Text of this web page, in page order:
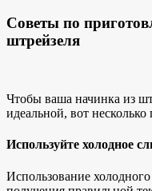
Советы по
штрейзеля
Чтобы ваша начинка из
идеальной, вот несколько
Используйте холодное
Использование